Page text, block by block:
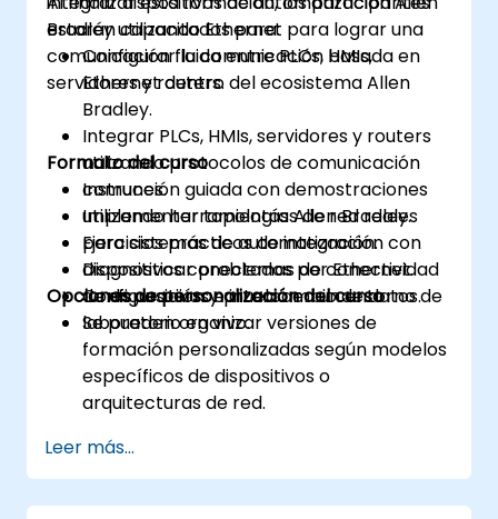
Bradley utilizando Ethernet para lograr una
comunicación fluida entre PLCs, HMIs,
servidores y routers.
estarán capacitados para:
Configurar la comunicación basada en
Ethernet dentro del ecosistema Allen
Bradley.
Integrar PLCs, HMIs, servidores y routers
utilizando protocolos de comunicación
comunes.
Implementar topologías de red reales
para sistemas de automatización.
Diagnosticar problemas de conectividad
de dispositivos e intercambio de datos.
Formato del curso
Instrucción guiada con demostraciones
utilizando herramientas Allen Bradley.
Ejercicios prácticos de integración con
dispositivos conectados por Ethernet.
Configuración y prueba en un entorno de
laboratorio en vivo.
Opciones de personalización del curso
Se pueden organizar versiones de
formación personalizadas según modelos
específicos de dispositivos o
arquitecturas de red.
Leer más...